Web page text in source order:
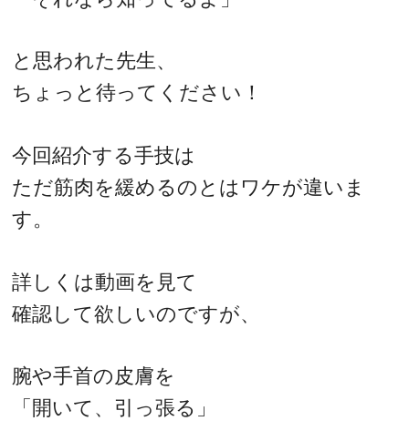
と思われた先生、
ちょっと待ってください！
今回紹介する手技は
ただ筋肉を緩めるのとはワケが違いま
す。
詳しくは動画を見て
確認して欲しいのですが、
腕や手首の皮膚を
「開いて、引っ張る」